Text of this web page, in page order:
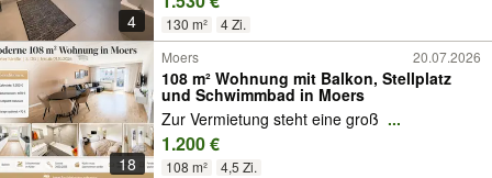
4 130 m² 4 Zi.
18
Moers 20.07.2026
108 m² Wohnung mit Balkon, Stellplatz
und Schwimmbad in Moers
Zur Vermietung steht eine groß ...
1.200 €
108 m² 4,5 Zi.